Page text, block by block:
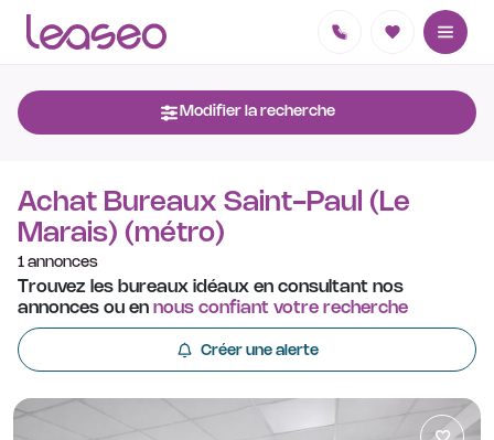
Modifier la recherche
Achat Bureaux Saint-Paul (Le
Marais) (métro)
1 annonces
Trouvez les bureaux idéaux en consultant nos
annonces ou en nous confiant votre recherche
Créer une alerte